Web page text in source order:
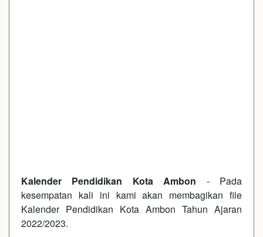
Kalender Pendidikan Kota Ambon - Pada
kesempatan kali ini kami akan membagikan file
Kalender Pendidikan Kota Ambon Tahun Ajaran
2022/2023.